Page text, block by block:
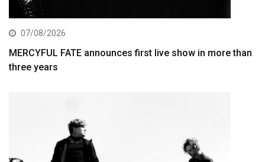
07/08/2026
MERCYFUL FATE announces first live show in more than
three years